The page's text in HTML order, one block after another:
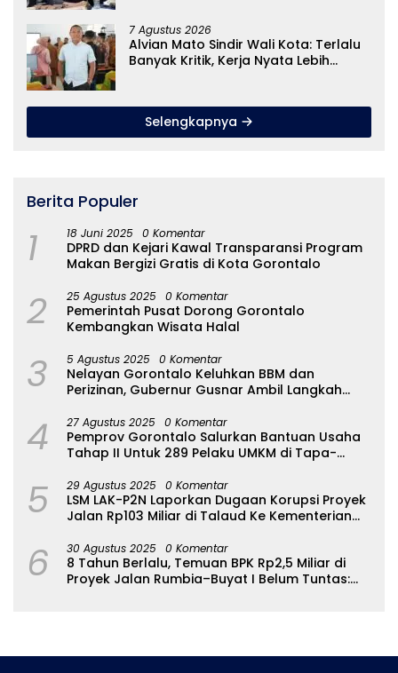
7 Agustus 2026
Alvian Mato Sindir Wali Kota: Terlalu
Banyak Kritik, Kerja Nyata Lebih
Selengkapnya
Berita Populer
1 18 Juni 2025 0 Komentar
DPRD dan Kejari Kawal Transparansi Program
Makan Bergizi Gratis di Kota Gorontalo
2 25 Agustus 2025 0 Komentar
Pemerintah Pusat Dorong Gorontalo
Kembangkan Wisata Halal
3 5 Agustus 2025 0 Komentar
Nelayan Gorontalo Keluhkan BBM dan
Perizinan, Gubernur Gusnar Ambil Langkah
4 27 Agustus 2025 0 Komentar
Pemprov Gorontalo Salurkan Bantuan Usaha
Tahap II Untuk 289 Pelaku UMKM di Tapa-
5 29 Agustus 2025 0 Komentar
LSM LAK-P2N Laporkan Dugaan Korupsi Proyek
Jalan Rp103 Miliar di Talaud Ke Kementerian
6 30 Agustus 2025 0 Komentar
8 Tahun Berlalu, Temuan BPK Rp2,5 Miliar di
Proyek Jalan Rumbia–Buyat I Belum Tuntas: